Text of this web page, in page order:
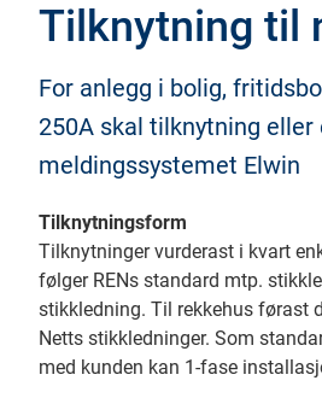
Tilknytning til
For anlegg i bolig,
250A skal tilknytning
meldingssystemet Elwin
Tilknytningsform
Tilknytninger vurderast i kvart
følger RENs standard mtp.
stikkledning. Til rekkehus førast
Netts stikkledninger. Som
med kunden kan 1-fase